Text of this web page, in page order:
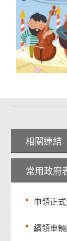
相關連結
常用政府
申領正
續領車